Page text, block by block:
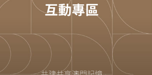
互動專區